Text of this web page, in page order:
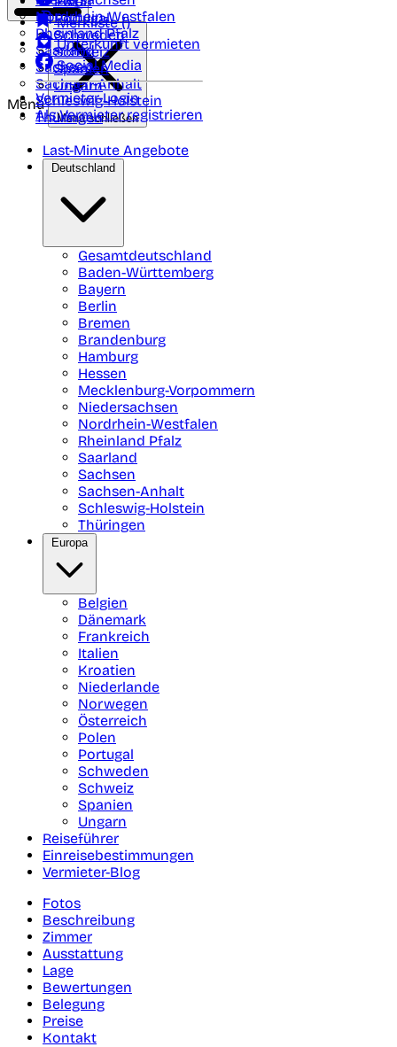
Nordrhein-Westfalen
Rheinland Pfalz
Saarland
Sachsen
Sachsen-Anhalt
Schleswig-Holstein
Thüringen
Portugal
Schweden
Schweiz
Spanien
Ungarn
Merkliste ()
Unterkunft vermieten
Social Media
Vermieter-Login
Als Vermieter registrieren
Menü
Menü schließen
Last-Minute Angebote
Deutschland
Gesamtdeutschland
Baden-Württemberg
Bayern
Berlin
Bremen
Brandenburg
Hamburg
Hessen
Mecklenburg-Vorpommern
Niedersachsen
Nordrhein-Westfalen
Rheinland Pfalz
Saarland
Sachsen
Sachsen-Anhalt
Schleswig-Holstein
Thüringen
Europa
Belgien
Dänemark
Frankreich
Italien
Kroatien
Niederlande
Norwegen
Österreich
Polen
Portugal
Schweden
Schweiz
Spanien
Ungarn
Reiseführer
Einreisebestimmungen
Vermieter-Blog
Fotos
Beschreibung
Zimmer
Ausstattung
Lage
Bewertungen
Belegung
Preise
Kontakt